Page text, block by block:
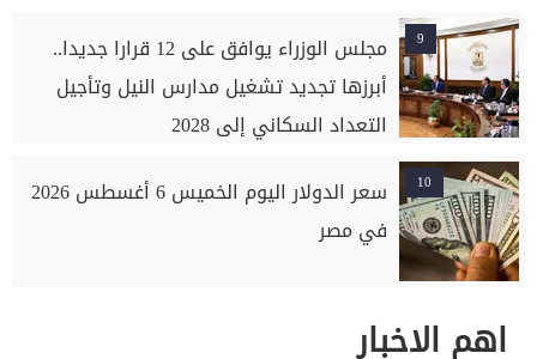
9
مجلس الوزراء يوافق على 12 قرارا جديدا..
أبرزها تجديد تشغيل مدارس النيل وتأجيل
التعداد السكاني إلى 2028
10
سعر الدولار اليوم الخميس 6 أغسطس 2026
في مصر
اهم الاخبار